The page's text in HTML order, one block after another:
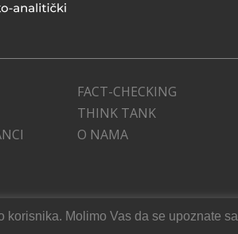
FACT-CHECKING
THINK TANK
O NAMA
Molimo Vas da se upoznate sa